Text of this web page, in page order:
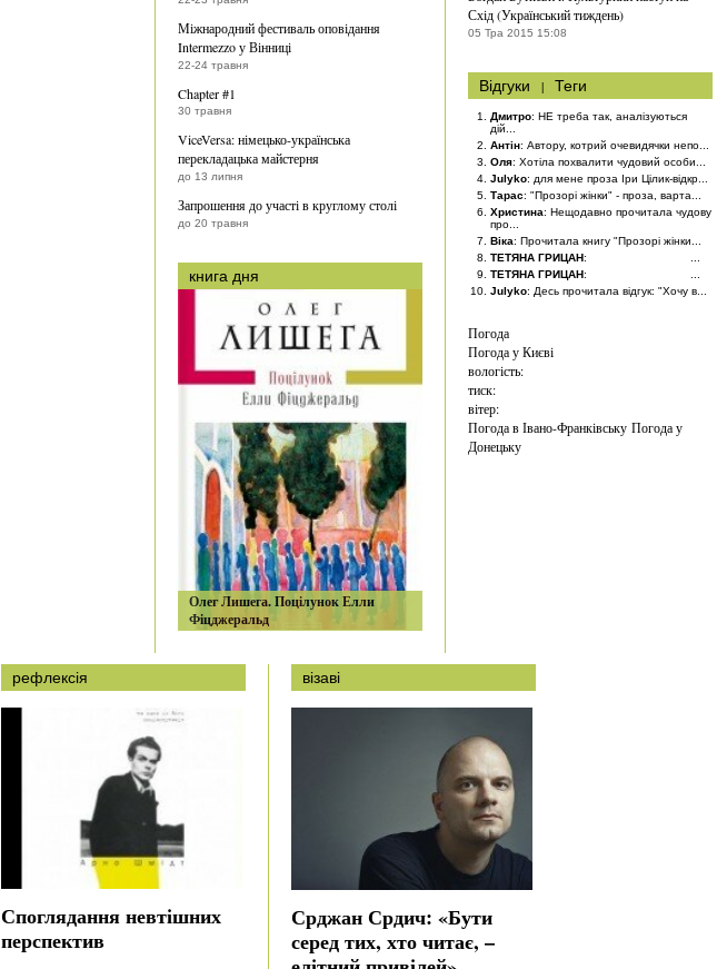
Міжнародний фестиваль оповідання
Intermezzo у Вінниці
22-24 травня
Chapter #1
30 травня
ViceVersa: німецько-українська
перекладацька майстерня
до 13 липня
Запрошення до участі в круглому столі
до 20 травня
книга дня
Олег Лишега. Поцiлунок Елли
Фiцджеральд
Схід (Український тиждень)
05 Тра 2015 15:08
Відгуки | Теги
Дмитро: НЕ треба так, аналізуються
дій...
Антін: Автору, котрий очевидячки непо...
Оля: Хотіла похвалити чудовий особи...
Julyko: для мене проза Іри Цілик-відкр...
Тарас: "Прозорі жінки" - проза, варта...
Христина: Нещодавно прочитала чудову
про...
Віка: Прочитала книгу "Прозорі жінки...
ТЕТЯНА ГРИЦАН: ...
ТЕТЯНА ГРИЦАН: ...
Julyko: Десь прочитала відгук: "Хочу в...
Погода
Погода уКиєві
вологість:
тиск:
вітер:
Погода в Івано-Франківську Погода у
Донецьку
рефлексія
Споглядання невтішних
перспектив
візаві
Срджан Срдич: «Бути
серед тих, хто читає, –